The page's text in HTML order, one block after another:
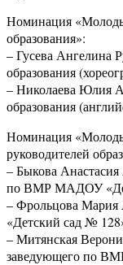
Номинация
образования»:
– Гусева Ангелина
образования
– Николаева Юлия
образования
Номинация
руководителей
– Быкова Анастасия
по ВМР МАДОУ
– Фрольцова
«Детский сад №
– Митянская
заведующего по